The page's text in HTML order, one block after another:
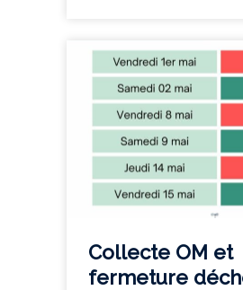
Collecte OM et
fermeture